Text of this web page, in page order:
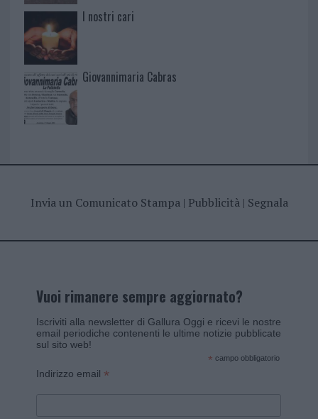
I nostri cari
Giovannimaria Cabras
Invia un Comunicato Stampa| Pubblicità| Segnala
Vuoi rimanere sempre aggiornato?
Iscriviti alla newsletter di Gallura Oggi e ricevi le nostre
email periodiche contenenti le ultime notizie pubblicate
sul sito web!
* campo obbligatorio
Indirizzo email *